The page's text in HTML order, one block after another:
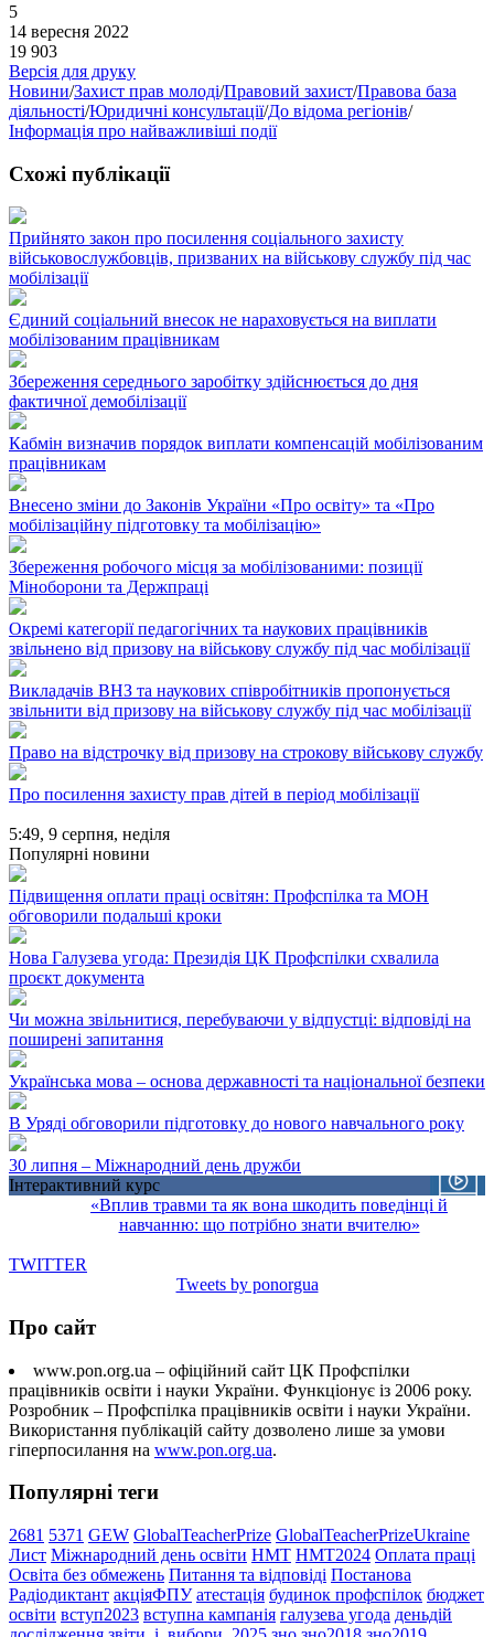
5
14 вересня 2022
19 903
Версія для друку
Новини/Захист прав молоді/Правовий захист/Правова база
діяльності/Юридичні консультації/До відома регіонів/
Інформація про найважливіші події
Схожі публікації
Прийнято закон про посилення соціального захисту
військовослужбовців, призваних на військову службу під час
мобілізації
Єдиний соціальний внесок не нараховується на виплати
мобілізованим працівникам
Збереження середнього заробітку здійснюється до дня
фактичної демобілізації
Кабмін визначив порядок виплати компенсацій мобілізованим
працівникам
Внесено зміни до Законів України «Про освіту» та «Про
мобілізаційну підготовку та мобілізацію»
Збереження робочого місця за мобілізованими: позиції
Міноборони та Держпраці
Окремі категорії педагогічних та наукових працівників
звільнено від призову на військову службу під час мобілізації
Викладачів ВНЗ та наукових співробітників пропонується
звільнити від призову на військову службу під час мобілізації
Право на відстрочку від призову на строкову військову службу
Про посилення захисту прав дітей в період мобілізації
5:49, 9 серпня, неділя
Популярні новини
Підвищення оплати праці освітян: Профспілка та МОН
обговорили подальші кроки
Нова Галузева угода: Президія ЦК Профспілки схвалила
проєкт документа
Чи можна звільнитися, перебуваючи у відпустці: відповіді на
поширені запитання
Українська мова – основа державності та національної безпеки
В Уряді обговорили підготовку до нового навчального року
30 липня – Міжнародний день дружби
Інтерактивний курс
«Вплив травми та як вона шкодить поведінці й
навчанню: що потрібно знати вчителю»
TWITTER
Tweets by ponorgua
Про сайт
www.pon.org.ua – офіційний сайт ЦК Профспілки
працівників освіти і науки України. Функціонує із 2006 року.
Розробник – Профспілка працівників освіти і науки України.
Використання публікацій сайту дозволено лише за умови
гіперпосилання на www.pon.org.ua.
Популярні теги
2681 5371 GEW GlobalTeacherPrize GlobalTeacherPrizeUkraine
Лист Міжнародний день освіти НМТ НМТ2024 Оплата праці
Освіта без обмежень Питання та відповіді Постанова
Радіодиктант акціяФПУ атестація будинок профспілок бюджет
освіти вступ2023 вступна кампанія галузева угода деньдій